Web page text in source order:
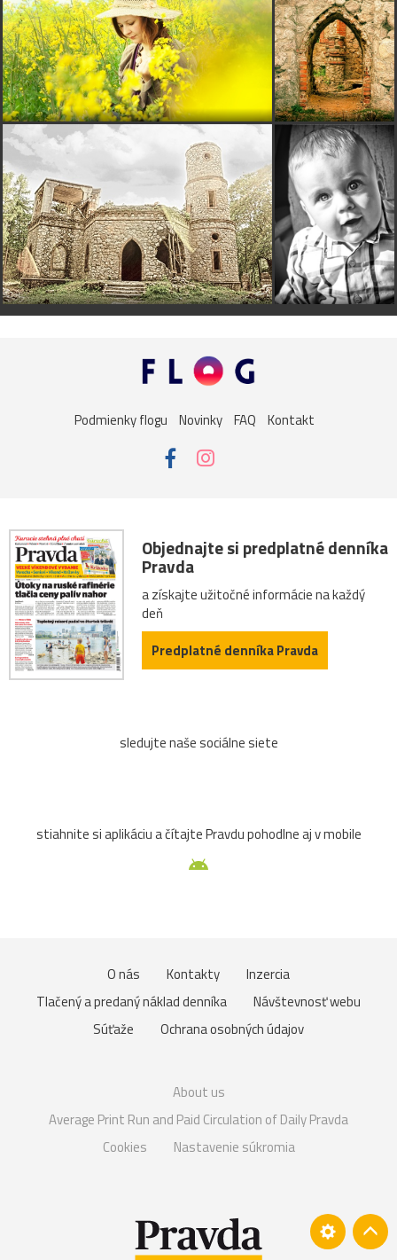
Podmienky flogu Novinky FAQ Kontakt
Objednajte si predplatné denníka
Pravda
a získajte užitočné informácie na každý
deň
Predplatné denníka Pravda
sledujte naše sociálne siete
stiahnite si aplikáciu a čítajte Pravdu pohodlne aj v mobile
O nás Kontakty
Inzercia
Tlačený a predaný náklad denníka
Návštevnosť webu
Súťaže
Ochrana osobných údajov
About us
Average Print Run and Paid Circulation of Daily Pravda
Cookies
Nastavenie súkromia